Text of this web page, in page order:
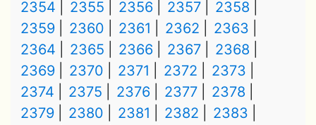
2354
2355 2356 2357
2358
2359
2360 2361 2362
2363
2364
2365 2366 2367
2368
2369
2370 2371 2372
2373
2374
2375 2376 2377
2378
2379
2380 2381 2382
2383